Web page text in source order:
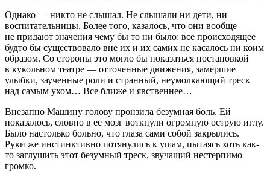
Однако — никто не слышал. Не слышали ни дети, ни
воспитательницы. Более того, казалось, что они вообще
не придают значения чему бы то ни было: все происходящее
будто бы существовало вне их и их самих не касалось ни коим
образом. Со стороны это могло бы показаться постановкой
в кукольном театре — отточенные движения, замершие
улыбки, заученные роли и странный, неумолкающий треск
над самым ухом… Все ближе и явственнее…
Внезапно Машину голову пронзила безумная боль. Ей
показалось, словно в ее мозг воткнули огромную острую иглу.
Было настолько больно, что глаза сами собой закрылись.
Руки же инстинктивно потянулись к ушам, пытаясь хоть как-
то заглушить этот безумный треск, звучащий нестерпимо
громко.